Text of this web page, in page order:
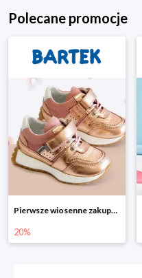
Polecane promocje
Pierwsze wiosenne zakupy -20%
20%